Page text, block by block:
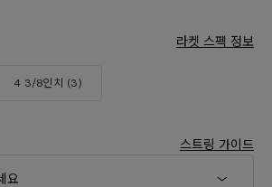
라켓 스펙 정보
4 3/8인치 (3)
스트링 가이드
요